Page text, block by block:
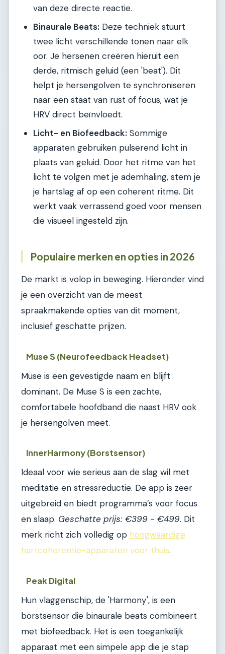
van deze directe reactie.
Binaurale Beats: Deze techniek stuurt
twee licht verschillende tonen naar elk
oor. Je hersenen creëren hieruit een
derde, ritmisch geluid (een 'beat'). Dit
helpt je hersengolven te synchroniseren
naar een staat van rust of focus, wat je
HRV direct beïnvloedt.
Licht- en Biofeedback: Sommige
apparaten gebruiken pulserend licht in
plaats van geluid. Door het ritme van het
licht te volgen met je ademhaling, stem je
je hartslag af op een coherent ritme. Dit
werkt vaak verrassend goed voor mensen
die visueel ingesteld zijn.
Populaire merken en opties in 2026
De markt is volop in beweging. Hieronder vind
je een overzicht van de meest
spraakmakende opties van dit moment,
inclusief geschatte prijzen.
Muse S (Neurofeedback Headset)
Muse is een gevestigde naam en blijft
dominant. De Muse S is een zachte,
comfortabele hoofdband die naast HRV ook
je hersengolven meet.
InnerHarmony (Borstsensor)
Ideaal voor wie serieus aan de slag wil met
meditatie en stressreductie. De app is zeer
uitgebreid en biedt programma’s voor focus
en slaap. Geschatte prijs: €399 - €499. Dit
merk richt zich volledig op hoogwaardige
hartcoherentie-apparaten voor thuis.
Peak Digital
Hun vlaggenschip, de 'Harmony', is een
borstsensor die binaurale beats combineert
met biofeedback. Het is een toegankelijk
apparaat met een simpele app die je stap